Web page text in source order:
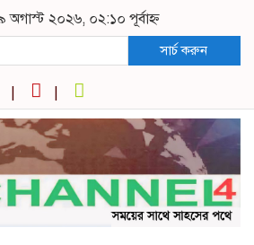
অগাস্ট ২০২৬, ০২:১০ পূর্বাহ্ন
সার্চ করুন